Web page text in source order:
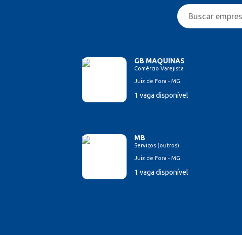
GB MAQUINAS
Comércio Varejista
Juiz de Fora - MG
1 vaga disponível
MB
Serviços (outros)
Juiz de Fora - MG
1 vaga disponível